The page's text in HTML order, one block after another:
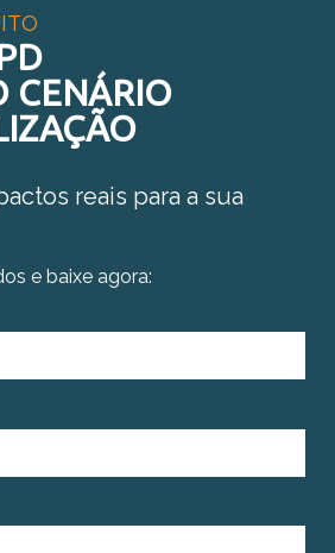
CENÁRIO
reais para a sua
e baixe agora: